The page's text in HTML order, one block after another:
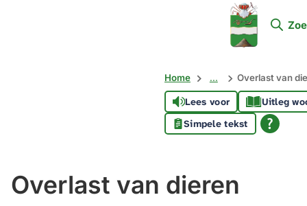
Mijn
Soest
Home ... Overlast van
Lees voor
Uitleg
Simpele tekst
Overlast van dieren